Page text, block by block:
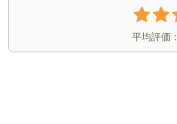
平均評価：